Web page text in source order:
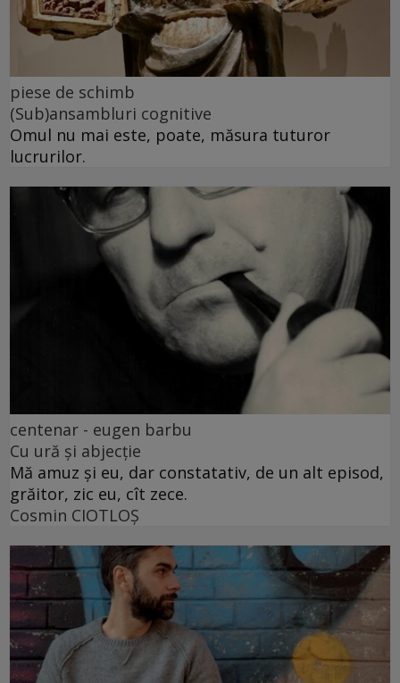
piese de schimb
(Sub)ansambluri cognitive
Omul nu mai este, poate, măsura tuturor
lucrurilor.
centenar - eugen barbu
Cu ură și abjecție
Mă amuz și eu, dar constatativ, de un alt episod,
grăitor, zic eu, cît zece.
Cosmin CIOTLOŞ